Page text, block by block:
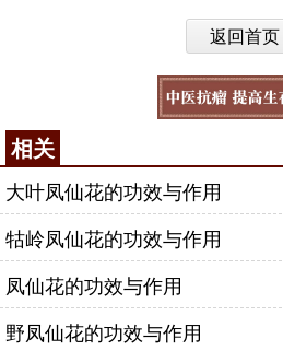
返回首页
相关
大叶凤仙花的功效与作用
牯岭凤仙花的功效与作用
凤仙花的功效与作用
野凤仙花的功效与作用